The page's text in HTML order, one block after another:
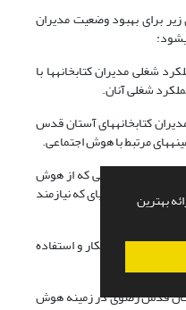
بهترین
برای بهبود وضعیت مدیران
شغلی مدیران کتابخانه­ها با
شغلی آنان.
کتابخانه­های آستان‌ قدس
مرتبط با هوش اجتماعی.
به­کارگیری مدیرانی که از هوش
سمت­های سازمانی­ای که نیازمند
مدیران تازه­کار و استفاده
آستان قدس رضوی در زمینه هوش